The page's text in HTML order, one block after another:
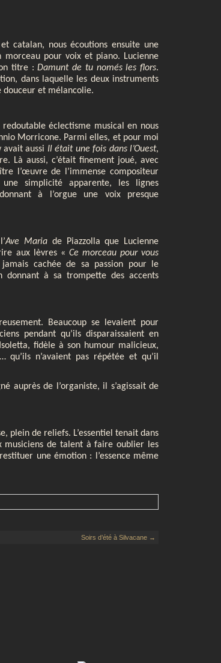
catalan, nous écoutions ensuite une
pour voix et piano. Lucienne
titre :Damunt de tu només les flors.
dans laquelle les deux instruments
douceur et mélancolie.
éclectisme musical en nous
Morricone. Parmi elles, et pour moi
avait aussi Il était une fois dans l’Ouest,
Là aussi, c’était finement joué, avec
l’œuvre de l’immense compositeur
simplicité apparente, les lignes
à l’orgue une voix presque
Ave Maria de Piazzolla que Lucienne
aux lèvres « Ce morceau pour vous
cachée de sa passion pour le
donnant à sa trompette des accents
Beaucoup se levaient pour
pendant qu’ils disparaissaient en
fidèle à son humour malicieux,
n’avaient pas répétée et qu’il
auprès de l’organiste, il s’agissait de
plein de reliefs. L’essentiel tenait dans
musiciens de talent à faire oublier les
une émotion : l’essence même
Soirs d’été à Silvacane →